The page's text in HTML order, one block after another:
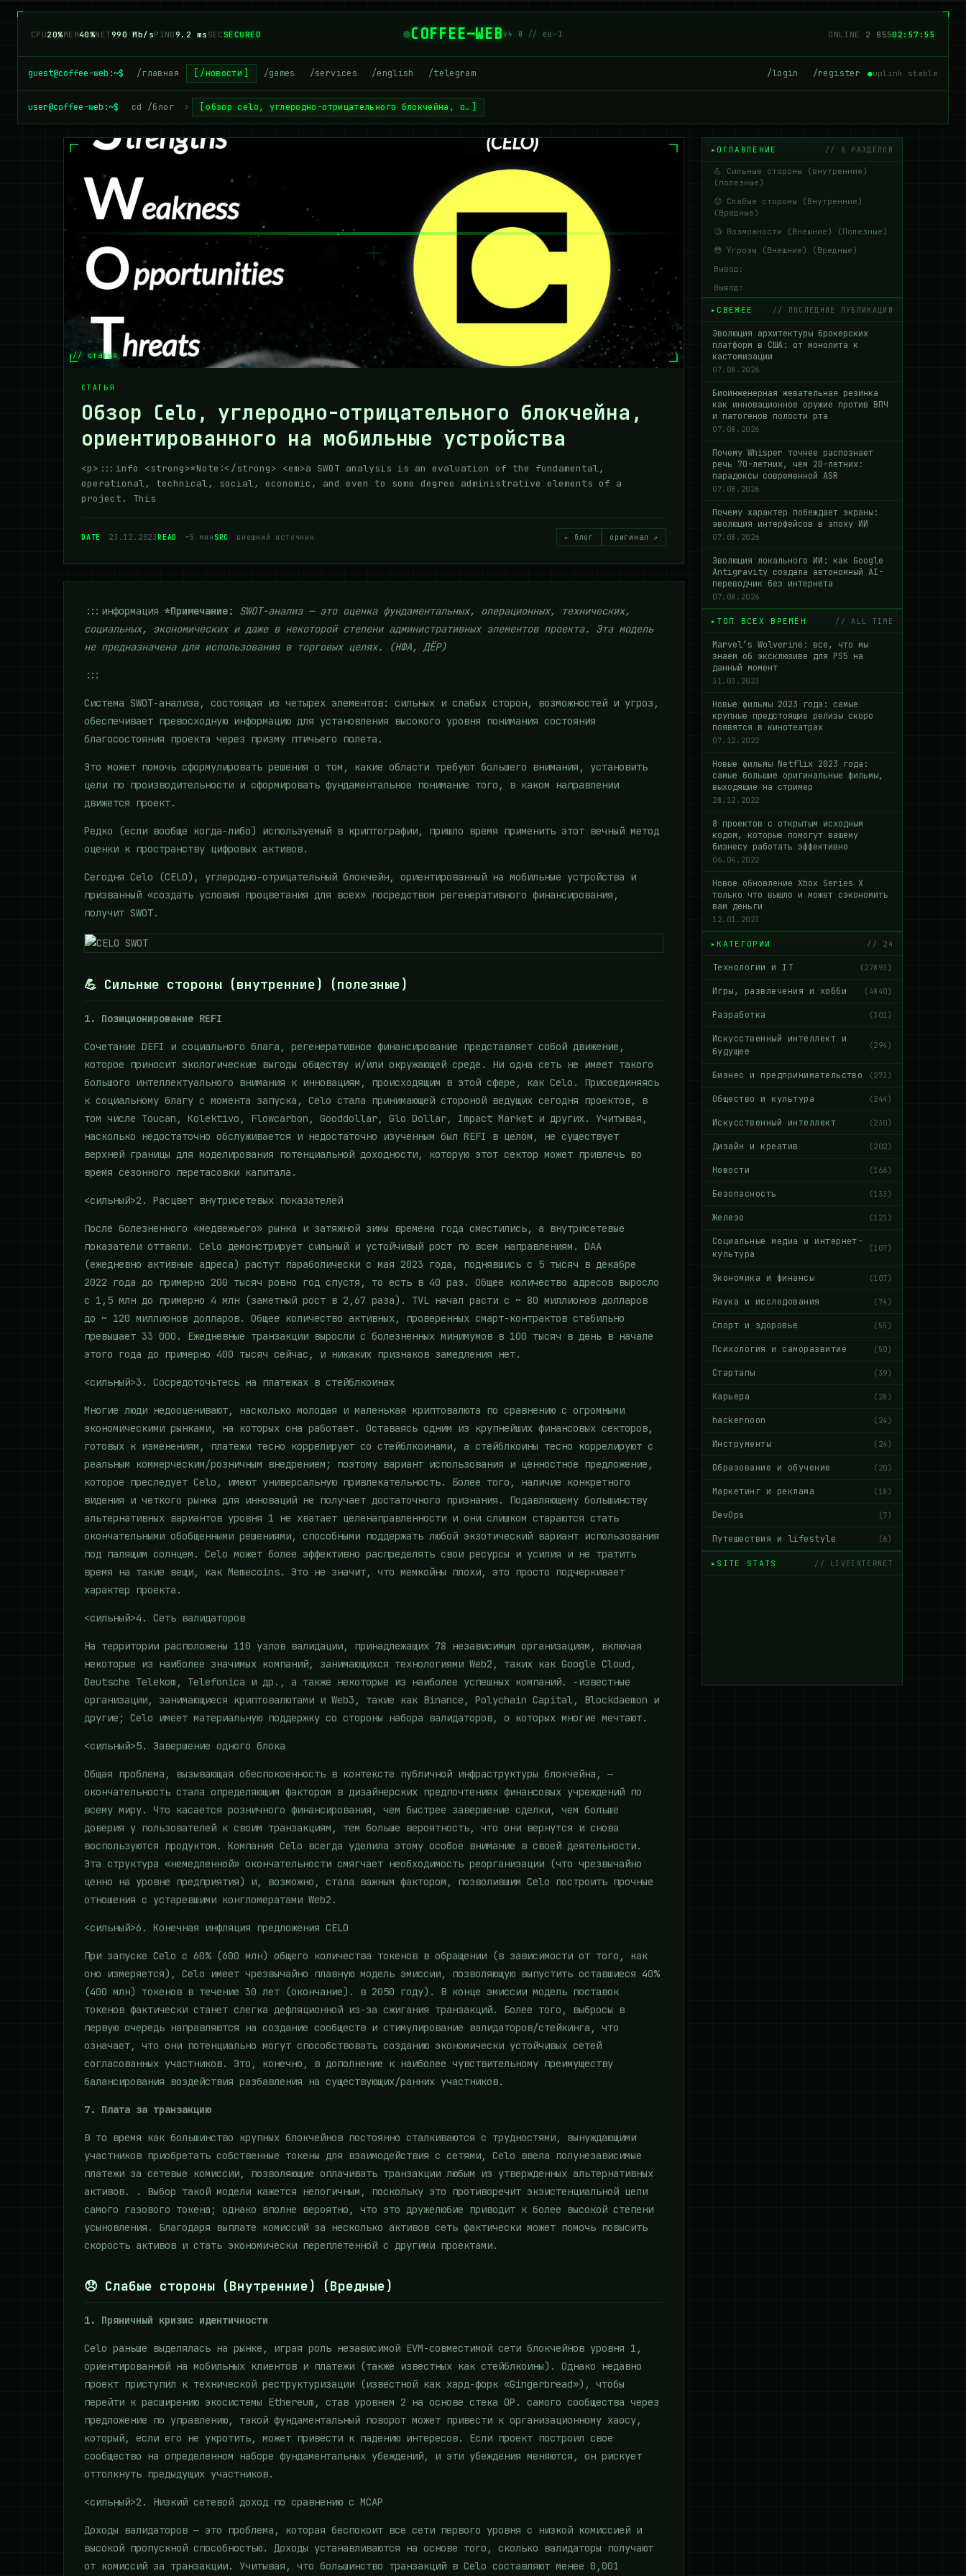
CPU20%MEM40%NET990 Mb/sPING9.2 ms SECSECURED COFFEE—WEBv4.0 // eu-1 ONLINE 2 85502:57:56
guest@coffee-web:~$ /главная /новости /games /services /english /telegram /login /register ●uplink stable
user@coffee-web:~$ cd /блог › обзор celo, углеродно-отрицательного блокчейна, о…
// статья
СТАТЬЯ
Обзор Celo, углеродно-отрицательного блокчейна,
ориентированного на мобильные устройства
<p>:::info <strong>*Note:</strong> <em>a SWOT analysis is an evaluation of the fundamental,
operational, technical, social, economic, and even to some degree administrative elements of a
project. This
DATE 23.12.2023READ ~5 минSRC внешний источник ← блог оригинал ↗
:::информация *Примечание:
SWOT-анализ — это оценка фундаментальных, операционных, технических,
социальных, экономических и даже в некоторой степени административных элементов проекта. Эта модель
не предназначена для использования в торговых целях. (НФА, ДЁР)
:::
Система SWOT-анализа, состоящая из четырех элементов: сильных и слабых сторон, возможностей и угроз,
обеспечивает превосходную информацию для установления высокого уровня понимания состояния
благосостояния проекта через призму птичьего полета.
Это может помочь сформулировать решения о том, какие области требуют большего внимания, установить
цели по производительности и сформировать фундаментальное понимание того, в каком направлении
движется проект.
Редко (если вообще когда-либо) используемый в криптографии, пришло время применить этот вечный метод
оценки к пространству цифровых активов.
Сегодня Celo (CELO), углеродно-отрицательный блокчейн, ориентированный на мобильные устройства и
призванный «создать условия процветания для всех» посредством регенеративного финансирования,
получит SWOT.
💪 Сильные стороны (внутренние) (полезные)
1. Позиционирование REFI
Сочетание DEFI и социального блага, регенеративное финансирование представляет собой движение,
которое приносит экологические выгоды обществу и/или окружающей среде. Ни одна сеть не имеет такого
большого интеллектуального внимания к инновациям, происходящим в этой сфере, как Celo. Присоединяясь
к социальному благу с момента запуска, Celo стала принимающей стороной ведущих сегодня проектов, в
том числе Toucan, Kolektivo, Flowcarbon, Gooddollar, Glo Dollar, Impact Market и других. Учитывая,
насколько недостаточно обслуживается и недостаточно изученным был REFI в целом, не существует
верхней границы для моделирования потенциальной доходности, которую этот сектор может привлечь во
время сезонного перетасовки капитала.
<сильный>2. Расцвет внутрисетевых показателей
После болезненного «медвежьего» рынка и затяжной зимы времена года сместились, а внутрисетевые
показатели оттаяли. Celo демонстрирует сильный и устойчивый рост по всем направлениям. DAA
(ежедневно активные адреса) растут параболически с мая 2023 года, поднявшись с 5 тысяч в декабре
2022 года до примерно 200 тысяч ровно год спустя, то есть в 40 раз. Общее количество адресов выросло
с 1,5 млн до примерно 4 млн (заметный рост в 2,67 раза). TVL начал расти с ~ 80 миллионов долларов
до ~ 120 миллионов долларов. Общее количество активных, проверенных смарт-контрактов стабильно
превышает 33 000. Ежедневные транзакции выросли с болезненных минимумов в 100 тысяч в день в начале
этого года до примерно 400 тысяч сейчас, и никаких признаков замедления нет.
<сильный>3. Сосредоточьтесь на платежах в стейблкоинах
Многие люди недооценивают, насколько молодая и маленькая криптовалюта по сравнению с огромными
экономическими рынками, на которых она работает. Оставаясь одним из крупнейших финансовых секторов,
готовых к изменениям, платежи тесно коррелируют со стейблкоинами, а стейблкоины тесно коррелируют с
реальным коммерческим/розничным внедрением; поэтому вариант использования и ценностное предложение,
которое преследует Celo, имеют универсальную привлекательность. Более того, наличие конкретного
видения и четкого рынка для инноваций не получает достаточного признания. Подавляющему большинству
альтернативных вариантов уровня 1 не хватает целенаправленности и они слишком стараются стать
окончательными обобщенными решениями, способными поддержать любой экзотический вариант использования
под палящим солнцем. Celo может более эффективно распределять свои ресурсы и усилия и не тратить
время на такие вещи, как Memecoins. Это не значит, что мемкойны плохи, это просто подчеркивает
характер проекта.
<сильный>4. Сеть валидаторов
На территории расположены 110 узлов валидации, принадлежащих 78 независимым организациям, включая
некоторые из наиболее значимых компаний, занимающихся технологиями Web2, таких как Google Cloud,
Deutsche Telekom, Telefonica и др., а также некоторые из наиболее успешных компаний. -известные
организации, занимающиеся криптовалютами и Web3, такие как Binance, Polychain Capital, Blockdaemon и
другие; Celo имеет материальную поддержку со стороны набора валидаторов, о которых многие мечтают.
<сильный>5. Завершение одного блока
Общая проблема, вызывающая обеспокоенность в контексте публичной инфраструктуры блокчейна, —
окончательность стала определяющим фактором в дизайнерских предпочтениях финансовых учреждений по
всему миру. Что касается розничного финансирования, чем быстрее завершение сделки, чем больше
доверия у пользователей к своим транзакциям, тем больше вероятность, что они вернутся и снова
воспользуются продуктом. Компания Celo всегда уделила этому особое внимание в своей деятельности.
Эта структура «немедленной» окончательности смягчает необходимость реорганизации (что чрезвычайно
ценно на уровне предприятия) и, возможно, стала важным фактором, позволившим Celo построить прочные
отношения с устаревшими конгломератами Web2.
<сильный>6. Конечная инфляция предложения CELO
При запуске Celo с 60% (600 млн) общего количества токенов в обращении (в зависимости от того, как
оно измеряется), Celo имеет чрезвычайно плавную модель эмиссии, позволяющую выпустить оставшиеся 40%
(400 млн) токенов в течение 30 лет (окончание). в 2050 году). В конце эмиссии модель поставок
токенов фактически станет слегка дефляционной из-за сжигания транзакций. Более того, выбросы в
первую очередь направляются на создание сообществ и стимулирование валидаторов/стейкинга, что
означает, что они потенциально могут способствовать созданию экономически устойчивых сетей
согласованных участников. Это, конечно, в дополнение к наиболее чувствительному преимуществу
балансирования воздействия разбавления на существующих/ранних участников.
7. Плата за транзакцию
В то время как большинство крупных блокчейнов постоянно сталкиваются с трудностями, вынуждающими
участников приобретать собственные токены для взаимодействия с сетями, Celo ввела полунезависимые
платежи за сетевые комиссии, позволяющие оплачивать транзакции любым из утвержденных альтернативных
активов. . Выбор такой модели кажется нелогичным, поскольку это противоречит экзистенциальной цели
самого газового токена; однако вполне вероятно, что это дружелюбие приводит к более высокой степени
усыновления. Благодаря выплате комиссий за несколько активов сеть фактически может помочь повысить
скорость активов и стать экономически переплетенной с другими проектами.
😞 Слабые стороны (Внутренние) (Вредные)
1. Пряничный кризис идентичности
Celo раньше выделялась на рынке, играя роль независимой EVM-совместимой сети блокчейнов уровня 1,
ориентированной на мобильных клиентов и платежи (также известных как стейблкоины). Однако недавно
проект приступил к технической реструктуризации (известной как хард-форк «Gingerbread»), чтобы
перейти к расширению экосистемы Ethereum, став уровнем 2 на основе стека OP. самого сообщества через
предложение по управлению, такой фундаментальный поворот может привести к организационному хаосу,
который, если его не укротить, может привести к падению интересов. Если проект построил свое
сообщество на определенном наборе фундаментальных убеждений, и эти убеждения меняются, он рискует
оттолкнуть предыдущих участников.
<сильный>2. Низкий сетевой доход по сравнению с MCAP
Доходы валидаторов — это проблема, которая беспокоит все сети первого уровня с низкой комиссией и
высокой пропускной способностью. Доходы устанавливаются на основе того, сколько валидаторы получают
от комиссий за транзакции. Учитывая, что большинство транзакций в Celo составляют менее 0,001
ОГЛАВЛЕНИЕ // 6 РАЗДЕЛОВ
💪 Сильные стороны (внутренние)
(полезные)
😞 Слабые стороны (Внутренние)
(Вредные)
🧐 Возможности (Внешние) (Полезные)
😳 Угрозы (Внешние) (Вредные)
Вывод:
Вывод:
СВЕЖЕЕ // ПОСЛЕДНИЕ ПУБЛИКАЦИИ
Эволюция архитектуры брокерских
платформ в США: от монолита к
кастомизации
07.08.2026
Биоинженерная жевательная резинка
как инновационное оружие против ВПЧ
и патогенов полости рта
07.08.2026
Почему Whisper точнее распознает
речь 70-летних, чем 20-летних:
парадоксы современной ASR
07.08.2026
Почему характер побеждает экраны:
эволюция интерфейсов в эпоху ИИ
07.08.2026
Эволюция локального ИИ: как Google
Antigravity создала автономный AI-
переводчик без интернета
07.08.2026
ТОП ВСЕХ ВРЕМЁН // ALL TIME
Marvel’s Wolverine: все, что мы
знаем об эксклюзиве для PS5 на
данный момент
31.03.2023
Новые фильмы 2023 года: самые
крупные предстоящие релизы скоро
появятся в кинотеатрах
07.12.2022
Новые фильмы Netflix 2023 года:
самые большие оригинальные фильмы,
выходящие на стример
28.12.2022
8 проектов с открытым исходным
кодом, которые помогут вашему
бизнесу работать эффективно
06.04.2022
Новое обновление Xbox Series X
только что вышло и может сэкономить
вам деньги
12.01.2023
КАТЕГОРИИ // 24
Технологии и IT (27893)
Игры, развлечения и хобби (4840)
Разработка (301)
Искусственный интеллект и
будущее
(294)
Бизнес и предпринимательство (273)
Общество и культура (244)
Искусственный интеллект (230)
Дизайн и креатив (202)
Новости (166)
Безопасность (133)
Железо (121)
Социальные медиа и интернет-
культура
(107)
Экономика и финансы (107)
Наука и исследования (74)
Спорт и здоровье (55)
Психология и саморазвитие (50)
Стартапы (39)
Карьера (28)
hackernoon (24)
Инструменты (24)
Образование и обучение (20)
Маркетинг и реклама (18)
DevOps (7)
Путешествия и lifestyle (6)
SITE STATS // LIVEINTERNET